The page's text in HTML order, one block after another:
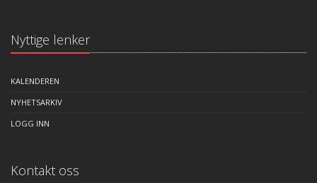
Nyttige lenker
KALENDEREN
NYHETSARKIV
LOGG INN
Kontakt oss